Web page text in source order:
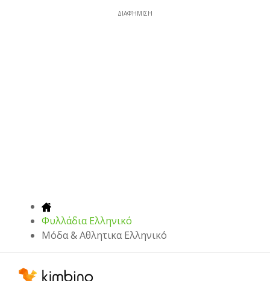
ΔΙΑΦΉΜΙΣΗ
Φυλλάδια Ελληνικό
Μόδα & Aθλητικα Ελληνικό